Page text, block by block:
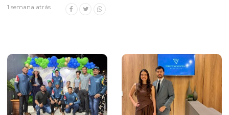
1 semana atrás